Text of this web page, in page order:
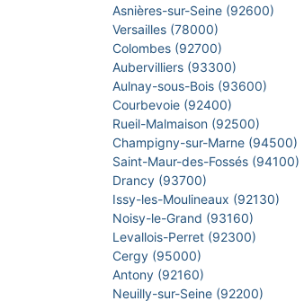
Asnières-sur-Seine (92600)
Versailles (78000)
Colombes (92700)
Aubervilliers (93300)
Aulnay-sous-Bois (93600)
Courbevoie (92400)
Rueil-Malmaison (92500)
Champigny-sur-Marne (94500)
Saint-Maur-des-Fossés (94100)
Drancy (93700)
Issy-les-Moulineaux (92130)
Noisy-le-Grand (93160)
Levallois-Perret (92300)
Cergy (95000)
Antony (92160)
Neuilly-sur-Seine (92200)